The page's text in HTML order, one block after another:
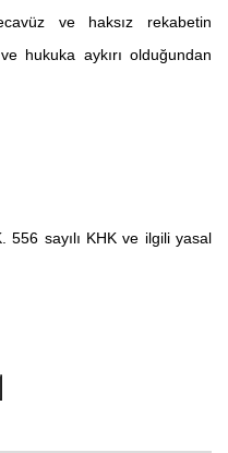
ve haksız rekabetin
hukuka aykırı olduğundan
556 sayılı KHK ve ilgili yasal